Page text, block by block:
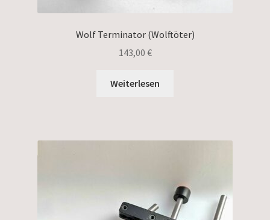
Wolf Terminator (Wolftöter)
143,00 €
Weiterlesen